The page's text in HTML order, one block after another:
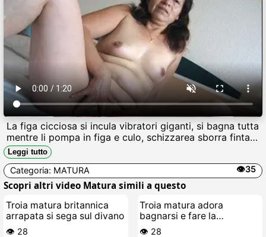
La figa cicciosa si incula vibratori giganti, si bagna tutta
mentre li pompa in figa e culo, schizzarea sborra finta
urlando come una zoccola in calore Scopala con gli
occhi.
Leggi tutto
Categoria: MATURA 👁️35
Scopri altri video Matura simili a questo
Troia matura britannica
arrapata si sega sul divano
👁️ 28
Troia matura adora
bagnarsi e fare la
selvaggia
👁️ 28